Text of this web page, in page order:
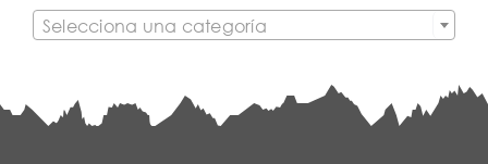
Selecciona una categoría